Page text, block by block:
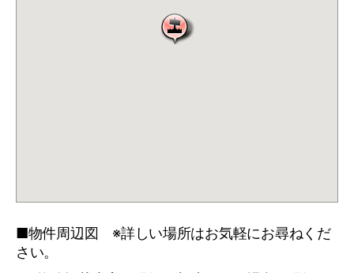
■物件周辺図 ※詳しい場所はお気軽にお尋ねくだ
さい。